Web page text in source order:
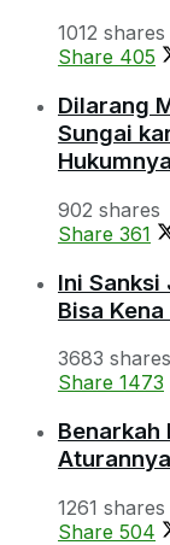
1012 shares
Share 405
Dilarang
Sungai
Hukumnya
902 shares
Share 361
Ini Sanksi
Bisa
3683 shares
Share 1473
Benarkah
Aturannya
1261 shares
Share 504